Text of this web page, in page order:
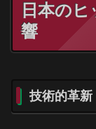
日本の
響
技術的革新